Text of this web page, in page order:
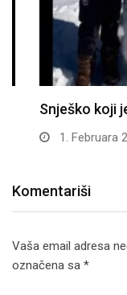
Snješko koji je
1. Februara 2026.
Komentariši
Vaša email adresa
označena sa *